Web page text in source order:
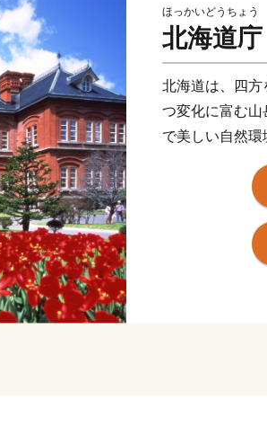
ほっかいどうちょう
北海道庁
北海道は、四
つ変化に富む
で美しい自然環
温帯気候の北
の平均気温は
冷涼低湿で梅
花が一斉に咲
やかな夏。川
して、スキー